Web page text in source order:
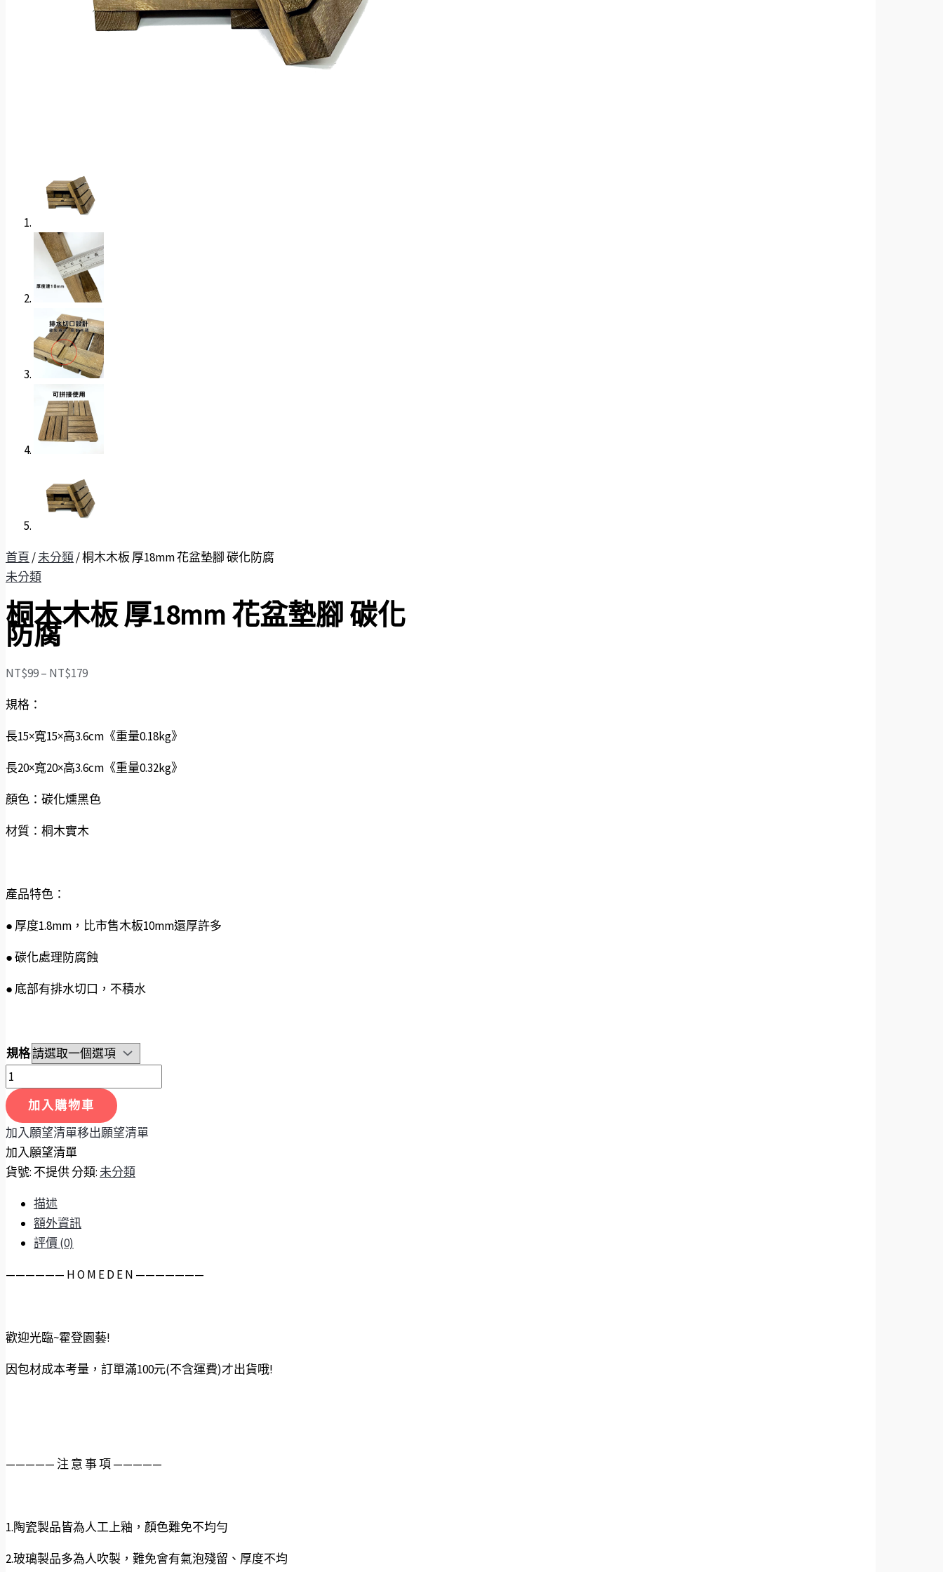
首頁 /未分類/ 桐木木板 厚18mm 花盆墊腳 碳化防腐
未分類
桐木木板 厚18mm 花盆墊腳 碳化
防腐
NT$99– NT$179
規格：
長15×寬15×高3.6cm《重量0.18kg》
長20×寬20×高3.6cm《重量0.32kg》
顏色：碳化燻黑色
材質：桐木實木
產品特色：
● 厚度1.8mm，比市售木板10mm還厚許多
● 碳化處理防腐蝕
● 底部有排水切口，不積水
規格
加入購物車
加入願望清單移出願望清單
加入願望清單
貨號: 不提供分類:未分類
描述
額外資訊
評價 (0)
——————️ H O M E D E N ———————
歡迎光臨~霍登園藝!
因包材成本考量，訂單滿100元(不含運費)才出貨哦!
—————️ 注 意 事 項 —————
1.陶瓷製品皆為人工上釉，顏色難免不均勻
2.玻璃製品多為人吹製，難免會有氣泡殘留、厚度不均